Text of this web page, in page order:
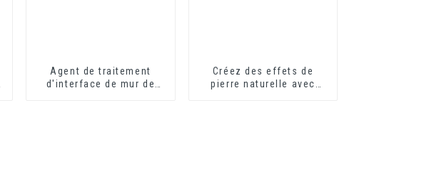
Agent de traitement
d'interface de mur de
Créez des effets de
pierre naturelle avec